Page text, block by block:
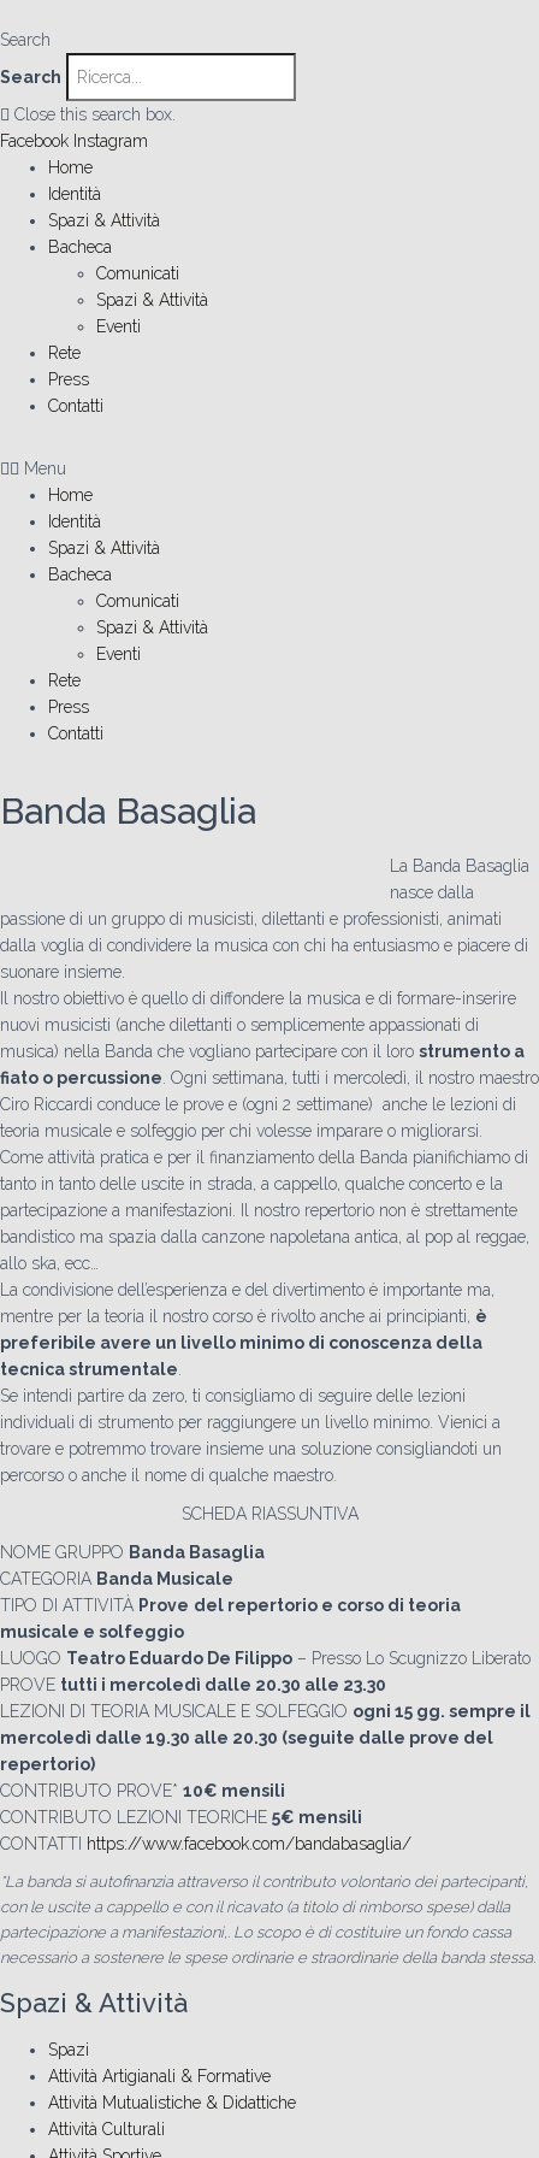
Search
Search
Close this search box.
Facebook Instagram
Home
Identità
Spazi & Attività
Bacheca
Comunicati
Spazi & Attività
Eventi
Rete
Press
Contatti
Menu
Home
Identità
Spazi & Attività
Bacheca
Comunicati
Spazi & Attività
Eventi
Rete
Press
Contatti
Banda Basaglia
La Banda Basaglia
nasce dalla
passione di un gruppo di musicisti, dilettanti e professionisti, animati
dalla voglia di condividere la musica con chi ha entusiasmo e piacere di
suonare insieme.
Il nostro obiettivo è quello di diffondere la musica e di formare-inserire
nuovi musicisti (anche dilettanti o semplicemente appassionati di
musica) nella Banda che vogliano partecipare con il loro strumento a
fiato o percussione . Ogni settimana, tutti i mercoledì, il nostro maestro
Ciro Riccardi conduce le prove e (ogni 2 settimane) anche le lezioni di
teoria musicale e solfeggio per chi volesse imparare o migliorarsi.
Come attività pratica e per il finanziamento della Banda pianifichiamo di
tanto in tanto delle uscite in strada, a cappello, qualche concerto e la
partecipazione a manifestazioni. Il nostro repertorio non è strettamente
bandistico ma spazia dalla canzone napoletana antica, al pop al reggae,
allo ska, ecc…
La condivisione dell’esperienza e del divertimento è importante ma,
mentre per la teoria il nostro corso è rivolto anche ai principianti, è
preferibile avere un livello minimo di conoscenza della
tecnica strumentale
Se intendi partire da zero, ti consigliamo di seguire delle lezioni
individuali di strumento per raggiungere un livello minimo. Vienici a
trovare e potremmo trovare insieme una soluzione consigliandoti un
percorso o anche il nome di qualche maestro.
SCHEDA RIASSUNTIVA
NOME GRUPPO Banda Basaglia
CATEGORIA Banda Musicale
TIPO DI ATTIVITÀ Prove del repertorio e corso di teoria
musicale e solfeggio
LUOGO Teatro Eduardo De Filippo – Presso Lo Scugnizzo Liberato
PROVE tutti i mercoledì dalle 20.30 alle 23.30
LEZIONI DI TEORIA MUSICALE E SOLFEGGIO ogni 15 gg. sempre il
mercoledì dalle 19.30 alle 20.30 (seguite dalle prove del
repertorio)
CONTRIBUTO PROVE* 10€ mensili
CONTRIBUTO LEZIONI TEORICHE 5€ mensili
CONTATTI https://www.facebook.com/bandabasaglia/
*La banda si autofinanzia attraverso il contributo volontario dei partecipanti,
con le uscite a cappello e con il ricavato (a titolo di rimborso spese) dalla
partecipazione a manifestazioni,. Lo scopo è di costituire un fondo cassa
necessario a sostenere le spese ordinarie e straordinarie della banda stessa.
Spazi & Attività
Spazi
Attività Artigianali & Formative
Attività Mutualistiche & Didattiche
Attività Culturali